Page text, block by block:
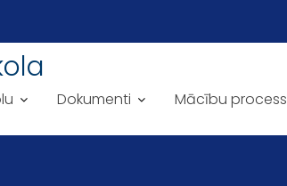
Dokumenti Mācību process